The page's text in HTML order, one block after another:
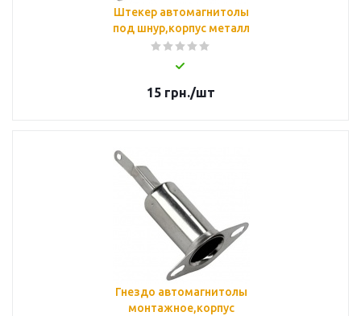
Штекер автомагнитолы
под шнур,корпус металл
15 грн./шт
Гнездо автомагнитолы
монтажное,корпус